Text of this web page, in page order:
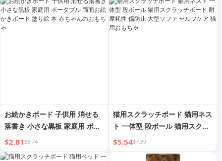
ちゃ お絵かきボード 特大
お絵かきボード 子供用 消せる
落書き 小さな黒板 家庭用 ポー
タブル 両面お絵かきボード 塗
り絵 本 赤ちゃんのおもちゃ
$2.81$3.74
猫用スクラッチボード 猫用ネス
ト 一体型 段ボール 猫用スクラ
ッチボード 耐摩耗性 傷防止 大
$5.54$7.39